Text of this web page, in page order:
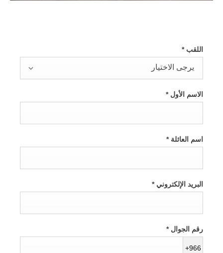
اللقب*
يرجى الاختيار
الاسم الأول*
اسم العائلة*
البريد الإلكتروني*
رقم الجوال*
+966